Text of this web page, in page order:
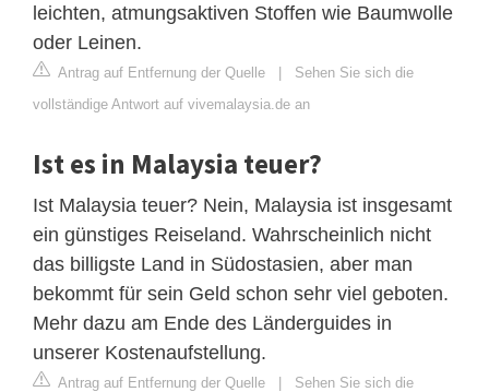
leichten, atmungsaktiven Stoffen wie Baumwolle
oder Leinen.
Antrag auf Entfernung der Quelle | Sehen Sie sich die
vollständige Antwort auf vivemalaysia.de an
Ist es in Malaysia teuer?
Ist Malaysia teuer? Nein, Malaysia ist insgesamt
ein günstiges Reiseland. Wahrscheinlich nicht
das billigste Land in Südostasien, aber man
bekommt für sein Geld schon sehr viel geboten.
Mehr dazu am Ende des Länderguides in
unserer Kostenaufstellung.
Antrag auf Entfernung der Quelle | Sehen Sie sich die